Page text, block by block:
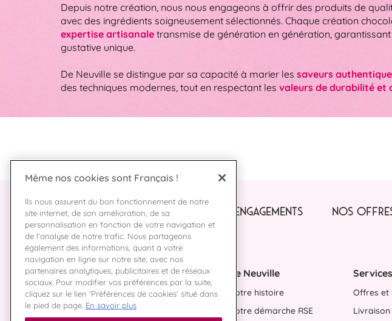
Depuis notre création, nous nous engageons à offrir des produits de
avec des ingrédients soigneusement sélectionnés. Chaque création
expertise artisanale transmise de génération en génération,
gustative unique.
De Neuville se distingue par sa capacité à marier les saveurs
des techniques modernes, tout en respectant les valeurs de durabilité et
NOS ENGAGEMENTS NOS
De Neuville
Notre histoire
Notre démarche RSE
Services
Offres et
Livraison
Même nos cookies sont Français !
Ils nous assurent du bon fonctionnement de notre
site internet, de son amélioration, de sa
personnalisation en fonction de votre navigation et
de l'analyse de notre trafic. Nous partageons
également des informations, quant à votre
navigation en ligne sur notre site, avec nos
partenaires analytiques, publicitaires et de réseaux
sociaux. Pour modifier vos préférences par la suite,
cliquez sur le lien 'Préférences de cookies' situé dans
le pied de page. En savoir plus